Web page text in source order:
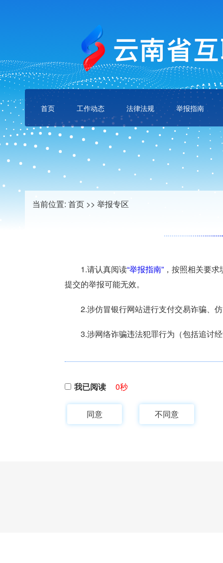
首页 工作动态 法律法规 举报指南
当前位置: 首页 >> 举报专区
1.请认真阅读“举报指南” ，按照相关要
提交的举报可能无效。
2.涉仿冒银行网站进行支付交易诈骗、
3.涉网络诈骗违法犯罪行为（包括追讨
我已阅读 0秒
同意 不同意